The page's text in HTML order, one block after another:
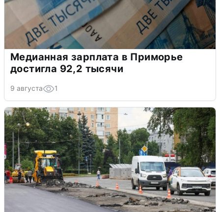
Медианная зарплата в Приморье
достигла 92,2 тысячи
9 августа 1